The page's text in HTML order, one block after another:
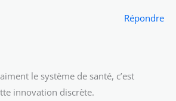
Répondre
le système de santé, c’est
innovation discrète.